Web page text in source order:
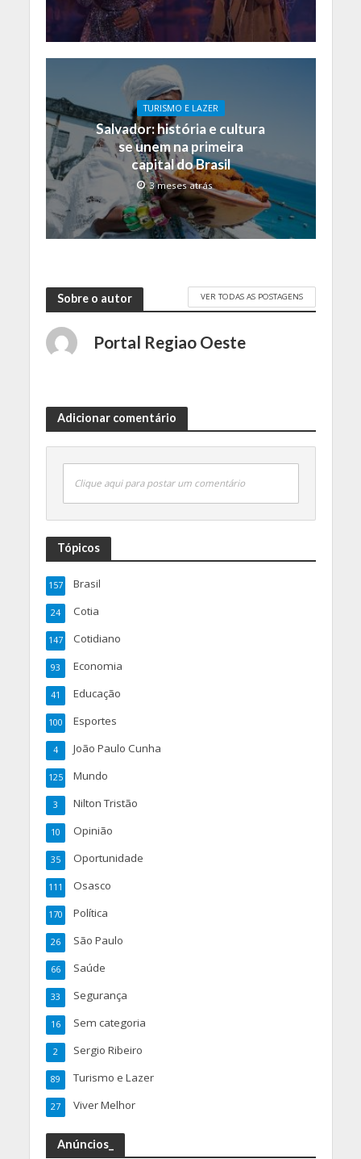
TURISMO E LAZER
Salvador: história e cultura
se unem na primeira
capital do Brasil
3 meses atrás
Sobre o autor VER TODAS AS POSTAGENS
Portal Regiao Oeste
Adicionar comentário
Clique aqui para postar um comentário
Tópicos
Brasil
157
Cotia
24
Cotidiano
147
Economia
93
Educação
41
Esportes
100
João Paulo Cunha
4
Mundo
125
Nilton Tristão
3
Opinião
10
Oportunidade
35
Osasco
111
Política
170
São Paulo
26
Saúde
66
Segurança
33
Sem categoria
16
Sergio Ribeiro
2
Turismo e Lazer
89
Viver Melhor
27
Anúncios_